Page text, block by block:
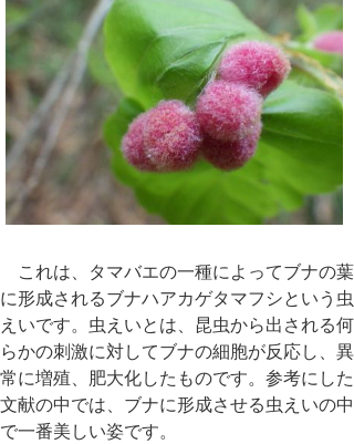
これは、タマバエの一種によってブナの葉
に形成されるブナハアカゲタマフシという虫
えいです。虫えいとは、昆虫から出される何
らかの刺激に対してブナの細胞が反応し、異
常に増殖、肥大化したものです。参考にした
文献の中では、ブナに形成させる虫えいの中
で一番美しい姿です。